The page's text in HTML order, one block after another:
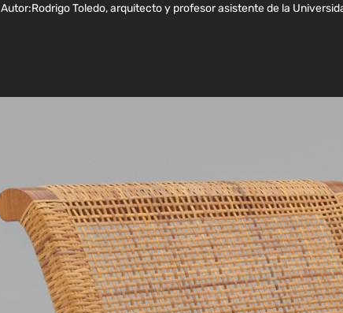
Autor:Rodrigo Toledo, arquitecto y profesor asistente de la